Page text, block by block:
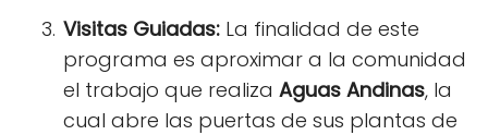
Visitas Guiadas: La finalidad de este
programa es aproximar a la comunidad
el trabajo que realiza Aguas Andinas, la
cual abre las puertas de sus plantas de